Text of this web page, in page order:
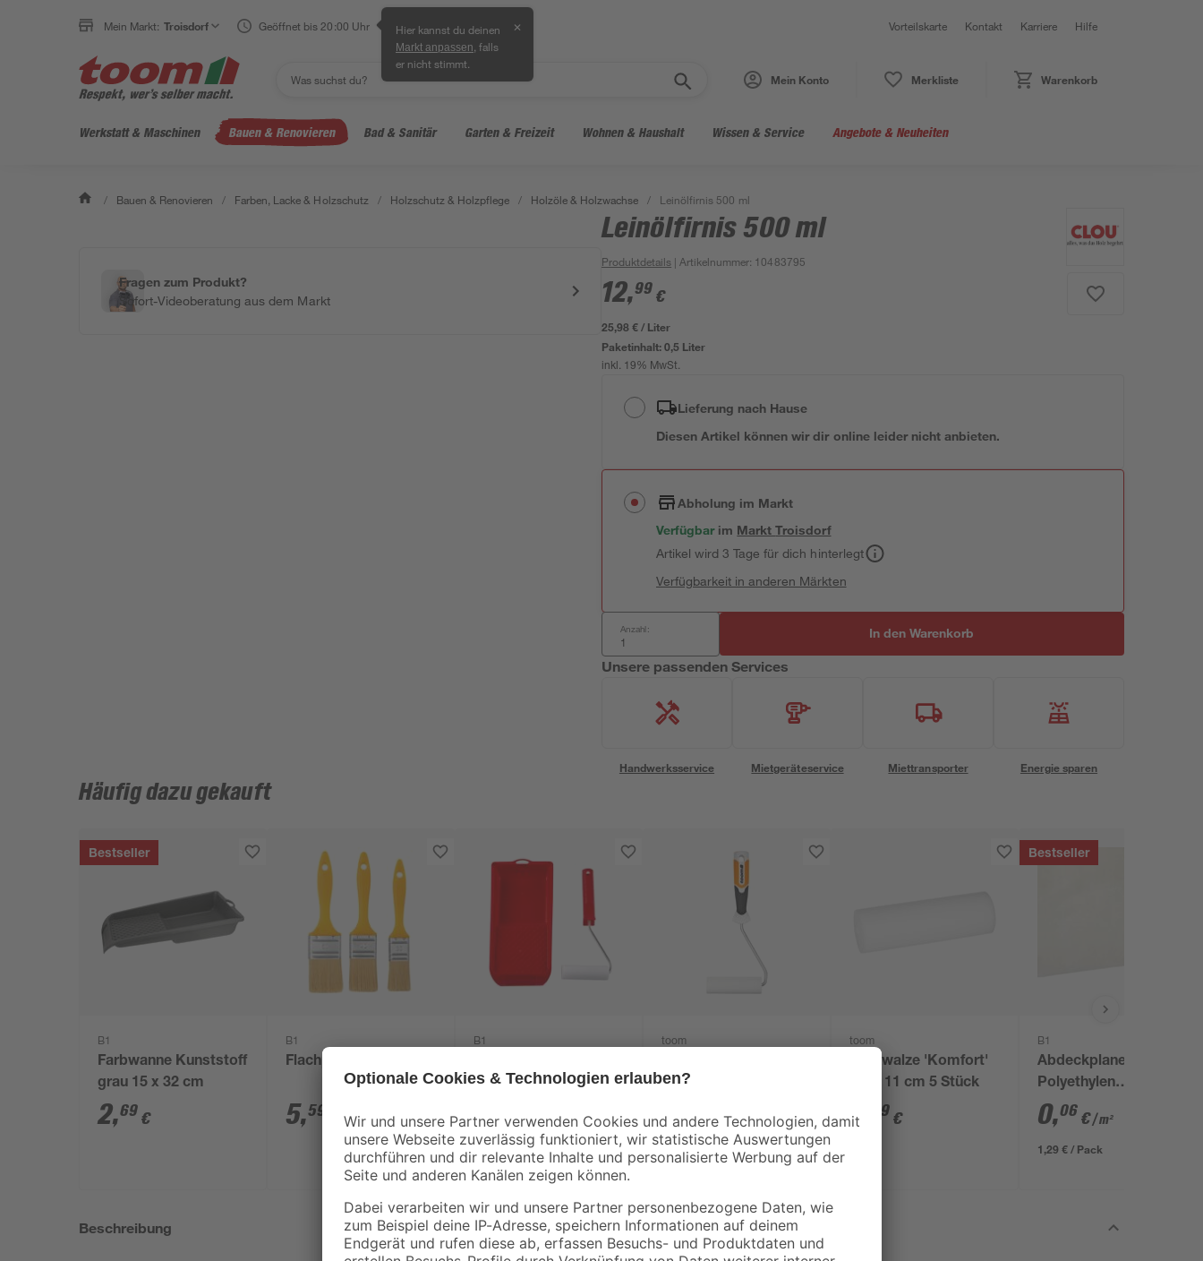
Mein Markt: Troisdorf Geöffnet bis 20:00 Uhr Hier kannst du deinen
Markt anpassen , falls
er nicht stimmt.
✕ Vorteilskarte Kontakt Karriere Hilfe
Mein Konto Merkliste Warenkorb
Werkstatt & Maschinen Bauen & Renovieren Bad & Sanitär Garten & Freizeit Wohnen & Haushalt Wissen & Service Angebote & Neuheiten
/ Bauen & Renovieren / Farben, Lacke & Holzschutz / Holzschutz & Holzpflege / Holzöle & Holzwachse / Leinölfirnis 500 ml
Fragen zum Produkt?
Sofort-Videoberatung aus dem Markt
Leinölfirnis 500 ml
Produktdetails | Artikelnummer: 10483795
12,99 €
25,98 € / Liter
Paketinhalt:0,5 Liter
inkl. 19% MwSt.
Lieferung nach Hause
Diesen Artikel können wir dir online leider nicht anbieten.
Abholung im Markt
Verfügbar im MarktTroisdorf
Artikel wird 3 Tage für dich hinterlegt
Verfügbarkeit in anderen Märkten
Anzahl: In den Warenkorb
Unsere passenden Services
Handwerksservice Mietgeräteservice Miettransporter Energie sparen
Häufig dazu gekauft
Bestseller
B1
Farbwanne Kunststoff
grau 15 x 32 cm
2,69 €
B1
Flachpinselset 3-tlg.
5,59
B1
4, €
toom
glatt 11 cm mit
4, €
toom
Lackwalze 'Komfort'
glatt 11 cm 5 Stück
6 39 €
Bestseller
B1
Abdeckplane
Polyethylen
transparent 4 x 5 m
0,06 €/ m²
1,29 € / Pack
Beschreibung